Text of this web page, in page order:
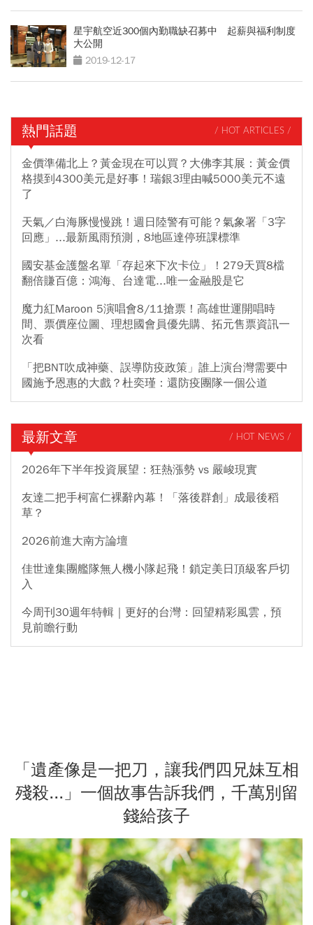
星宇航空近300個內勤職缺召募中 起薪與福利制度
大公開
2019-12-17
熱門話題 / HOT ARTICLES /
金價準備北上？黃金現在可以買？大佛李其展：黃金價
格摸到4300美元是好事！瑞銀3理由喊5000美元不遠
了
天氣／白海豚慢慢跳！週日陸警有可能？氣象署「3字
回應」...最新風雨預測，8地區達停班課標準
國安基金護盤名單「存起來下次卡位」！279天買8檔
翻倍賺百億：鴻海、台達電...唯一金融股是它
魔力紅Maroon 5演唱會8/11搶票！高雄世運開唱時
間、票價座位圖、理想國會員優先購、拓元售票資訊一
次看
「把BNT吹成神藥、誤導防疫政策」誰上演台灣需要中
國施予恩惠的大戲？杜奕瑾：還防疫團隊一個公道
最新文章 / HOT NEWS /
2026年下半年投資展望：狂熱漲勢 vs 嚴峻現實
友達二把手柯富仁裸辭內幕！「落後群創」成最後稻
草？
2026前進大南方論壇
佳世達集團艦隊無人機小隊起飛！鎖定美日頂級客戶切
入
今周刊30週年特輯｜更好的台灣：回望精彩風雲，預
見前瞻行動
「遺產像是一把刀，讓我們四兄妹互相
殘殺...」一個故事告訴我們，千萬別留
錢給孩子